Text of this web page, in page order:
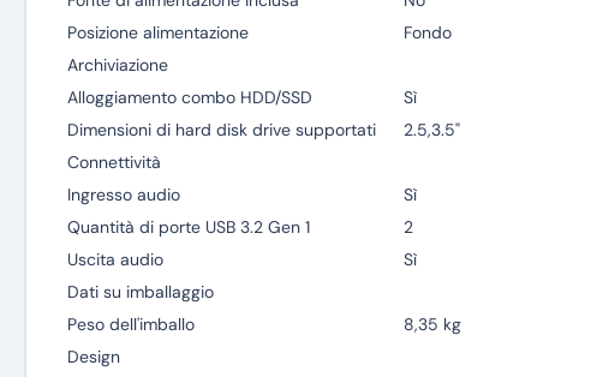
Posizione alimentazione
Fondo
Archiviazione
Alloggiamento combo HDD/SSD
Sì
Dimensioni di hard disk drive supportati
2.5,3.5"
Connettività
Ingresso audio
Sì
Quantità di porte USB 3.2 Gen 1
2
Uscita audio
Sì
Dati su imballaggio
Peso dell'imballo
8,35 kg
Design